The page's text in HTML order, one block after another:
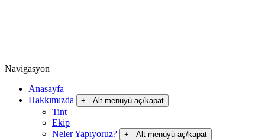
Navigasyon
Anasayfa
Hakkımızda
+ - Alt menüyü aç/kapat
Tint
Ekip
Neler Yapıyoruz?
+ - Alt menüyü aç/kapat